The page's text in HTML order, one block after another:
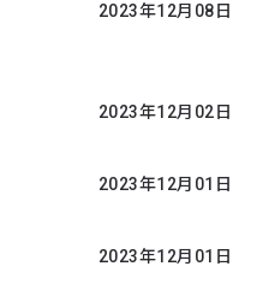
2023年12月08日
2023年12月02日
2023年12月01日
2023年12月01日